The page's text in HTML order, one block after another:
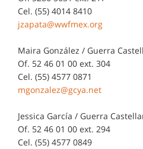
Cel. (55) 4014 8410
jzapata@wwfmex.org
Maira González / Guerra
Of. 52 46 01 00 ext. 304
Cel. (55) 4577 0871
mgonzalez@gcya.net
Jessica García / Guerra
Of. 52 46 01 00 ext. 294
Cel. (55) 4577 0849